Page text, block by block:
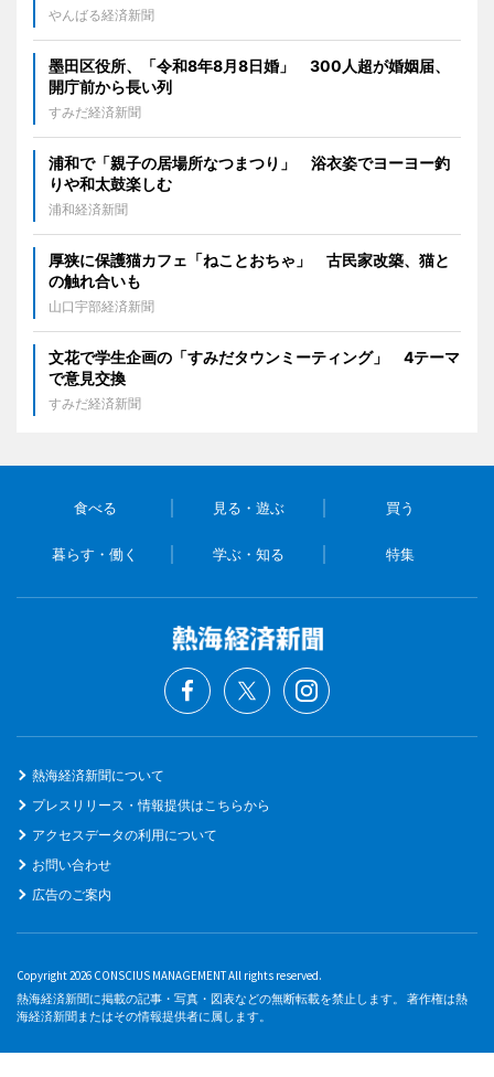
やんばる経済新聞
墨田区役所、「令和8年8月8日婚」 300人超が婚姻届、
開庁前から長い列
すみだ経済新聞
浦和で「親子の居場所なつまつり」 浴衣姿でヨーヨー釣
りや和太鼓楽しむ
浦和経済新聞
厚狭に保護猫カフェ「ねことおちゃ」 古民家改築、猫と
の触れ合いも
山口宇部経済新聞
文花で学生企画の「すみだタウンミーティング」 4テーマ
で意見交換
すみだ経済新聞
食べる 見る・遊ぶ 買う
暮らす・働く 学ぶ・知る 特集
熱海経済新聞について
プレスリリース・情報提供はこちらから
アクセスデータの利用について
お問い合わせ
広告のご案内
Copyright 2026 CONSCIUS MANAGEMENT All rights reserved.
熱海経済新聞に掲載の記事・写真・図表などの無断転載を禁止します。 著作権は熱
海経済新聞またはその情報提供者に属します。